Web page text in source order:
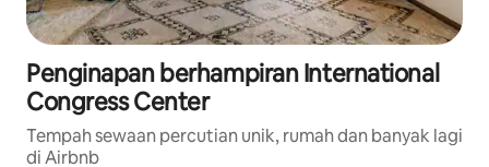
Penginapan berhampiran International
Congress Center
Tempah sewaan percutian unik, rumah dan banyak lagi
di Airbnb